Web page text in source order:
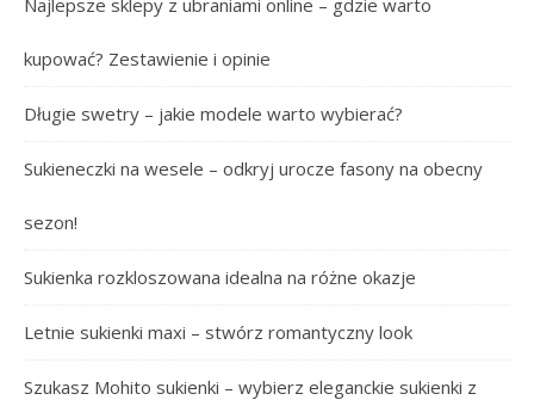
kupować? Zestawienie i opinie
Długie swetry – jakie modele warto wybierać?
Sukieneczki na wesele – odkryj urocze fasony na obecny
sezon!
Sukienka rozkloszowana idealna na różne okazje
Letnie sukienki maxi – stwórz romantyczny look
Szukasz Mohito sukienki – wybierz eleganckie sukienki z